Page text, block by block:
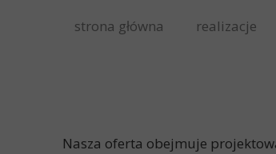
Nasza oferta obejmuje
strona główna realizacje